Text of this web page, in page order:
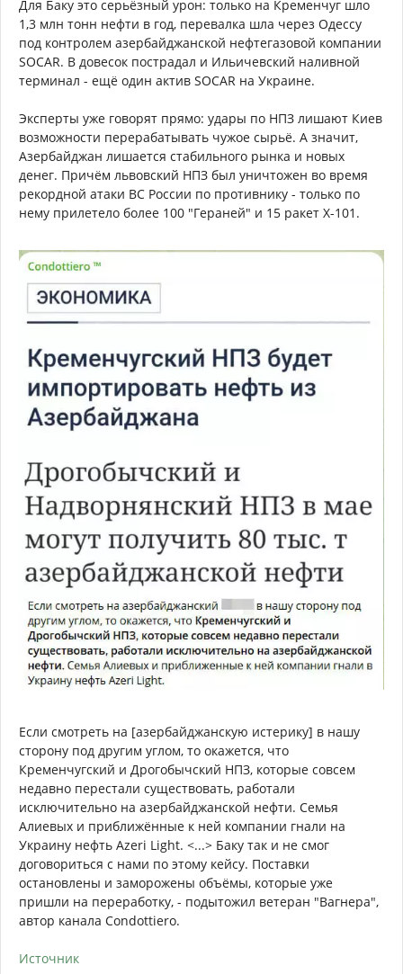
Для Баку это серьёзный урон: только на Кременчуг шло
1,3 млн тонн нефти в год, перевалка шла через Одессу
под контролем азербайджанской нефтегазовой компании
SOCAR. В довесок пострадал и Ильичевский наливной
терминал - ещё один актив SOCAR на Украине.
Эксперты уже говорят прямо: удары по НПЗ лишают Киев
возможности перерабатывать чужое сырьё. А значит,
Азербайджан лишается стабильного рынка и новых
денег. Причём львовский НПЗ был уничтожен во время
рекордной атаки ВС России по противнику - только по
нему прилетело более 100 "Гераней" и 15 ракет Х-101.
Если смотреть на [азербайджанскую истерику] в нашу
сторону под другим углом, то окажется, что
Кременчугский и Дрогобычский НПЗ, которые совсем
недавно перестали существовать, работали
исключительно на азербайджанской нефти. Семья
Алиевых и приближённые к ней компании гнали на
Украину нефть Azeri Light. <...> Баку так и не смог
договориться с нами по этому кейсу. Поставки
остановлены и заморожены объёмы, которые уже
пришли на переработку, - подытожил ветеран "Вагнера",
автор канала Condottiero.
Источник